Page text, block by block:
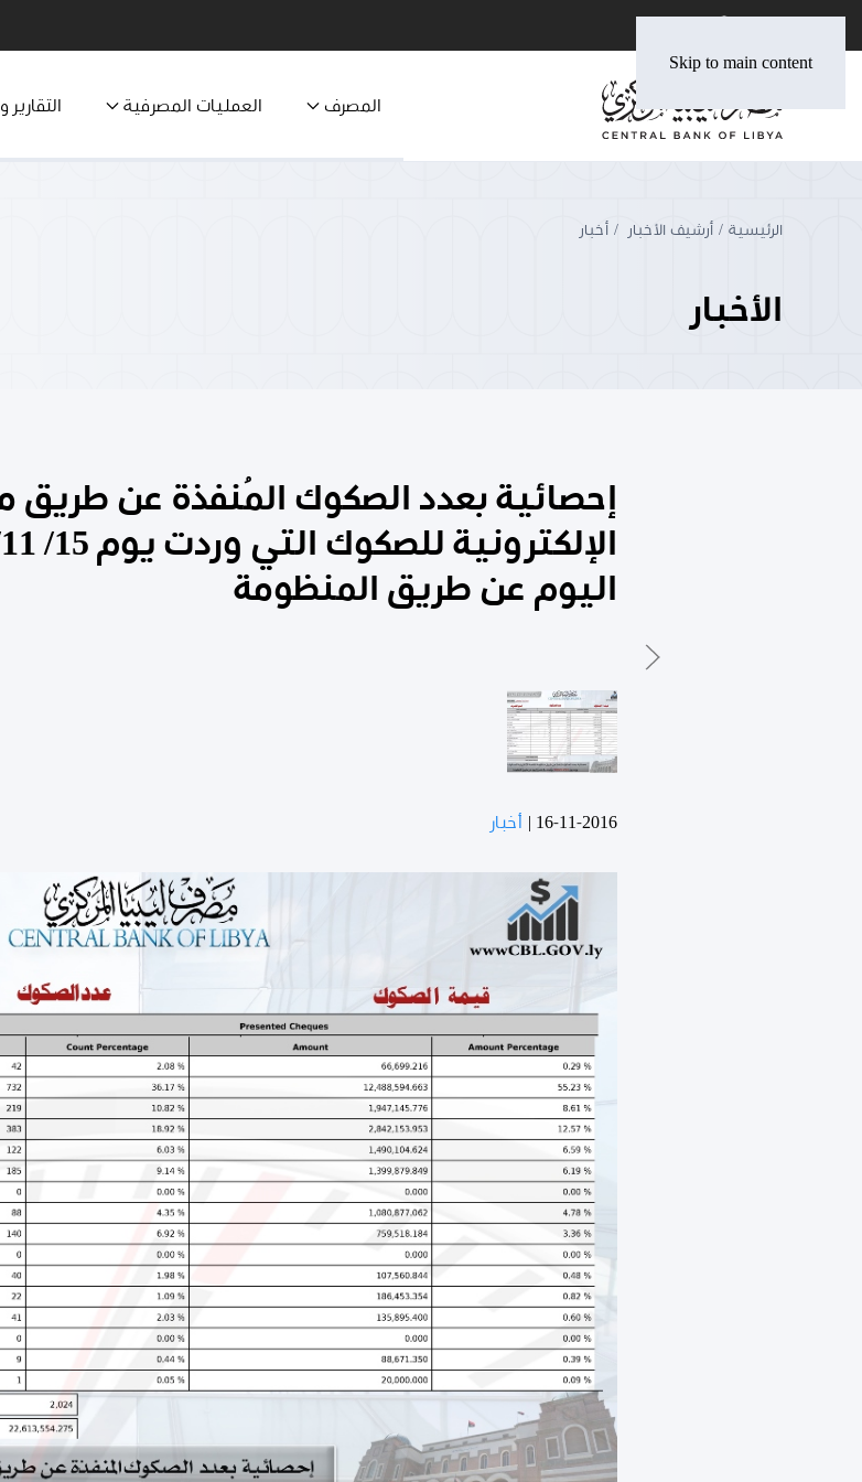
Skip to main content
المصرف العمليات المصرفية
الرئيسية أرشيف الأخبار أخبار
الأخبار
إحصائية بعدد الصكوك المُنفذة عن طريق
اليوم عن طريق المنظومة
16-11-2016 أخبار